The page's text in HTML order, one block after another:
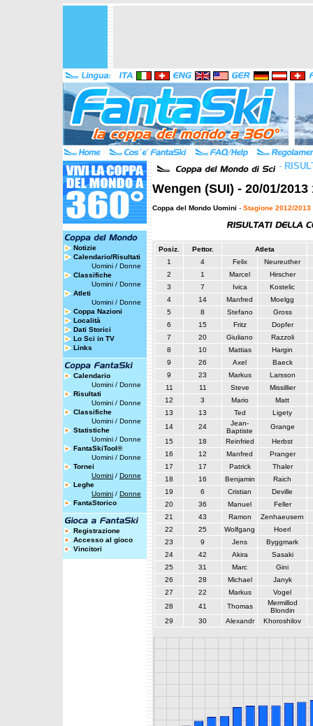
Notizie
Calendario/Risultati
Uomini / Donne
Classifiche
Uomini / Donne
Atleti
Uomini / Donne
Coppa Nazioni
Località
Dati Storici
Lo Sci in TV
Links
Calendario
Uomini / Donne
Risultati
Uomini / Donne
Classifiche
Uomini / Donne
Statistiche
Uomini / Donne
FantaSkiTool®
Uomini / Donne
Tornei
Uomini / Donne
Leghe
Uomini / Donne
FantaStorico
Registrazione
Accesso al gioco
Vincitori
-
Wengen (SUI) - 20/01/2013
Coppa del Mondo Uomini - Stagione 2012/2013
Posiz. Pettor.
Atleta
1
4 Felix
Neureuther
2
1 Marcel
Hirscher
3
7 Ivica
Kostelic
4
14 Manfred
Moelgg
5
8 Stefano
Gross
6
15 Fritz
Dopfer
7
20 Giuliano
Razzoli
8
10 Mattias
Hargin
9
26 Axel
Baeck
9
23 Markus
Larsson
11
11 Steve
Missillier
12
3 Mario
Matt
13
13 Ted
Ligety
14
24
Jean-
Baptiste
Grange
15
18 Reinfried
Herbst
16
12 Manfred
Pranger
17
17 Patrick
Thaler
18
16 Benjamin
Raich
19
6 Cristian
Deville
20
36 Manuel
Feller
21
43 Ramon
Zenhaeusern
22
25 Wolfgang
Hoerl
23
9 Jens
Byggmark
24
42 Akira
Sasaki
25
31 Marc
Gini
26
28 Michael
Janyk
27
22 Markus
Vogel
28
41 Thomas
Mermillod
Blondin
29
30 Alexandr Khoroshilov